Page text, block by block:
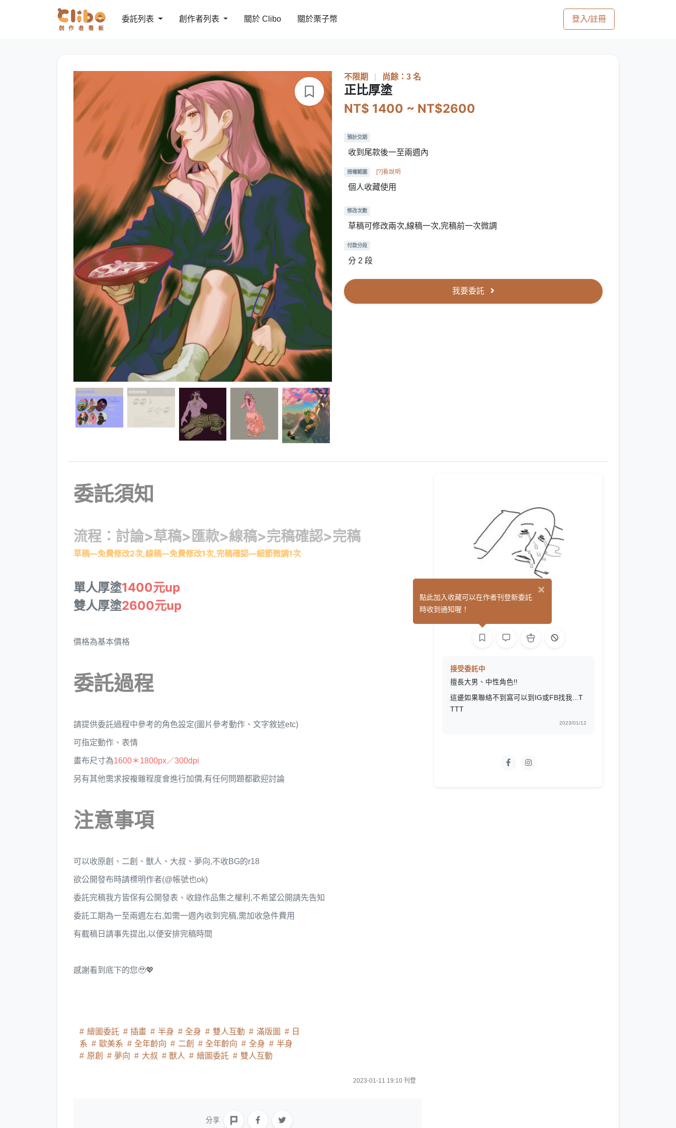
委託列表 創作者列表 關於 Clibo 關於栗子幣 登入/註冊
不限期 尚餘：3 名
正比厚塗
NT$ 1400 ~ NT$2600
預計交期
收到尾款後一至兩週內
授權範圍 [?]看說明
個人收藏使用
修改次數
草稿可修改兩次,線稿一次,完稿前一次微調
付款分段
分 2 段
我要委託
委託須知
流程：討論>草稿>匯款>線稿>完稿確認>完稿
草稿—免費修改2次,線稿—免費修改1次,完稿確認—細節微調1次
單人厚塗1400元up
雙人厚塗2600元up
價格為基本價格
委託過程
請提供委託過程中參考的角色設定(圖片參考動作、文字敘述etc)
可指定動作、表情
畫布尺寸為1600＊1800px／300dpi
另有其他需求按複雜程度會進行加價,有任何問題都歡迎討論
注意事項
可以收原創、二創、獸人、大叔、夢向,不收BG的r18
欲公開發布時請標明作者(@帳號也ok)
委託完稿我方皆保有公開發表、收錄作品集之權利,不希望公開請先告知
委託工期為一至兩週左右,如需一週內收到完稿,需加收急件費用
有截稿日請事先提出,以便安排完稿時間
感謝看到底下的您🥹💖
繪圖委託 插畫 半身 全身 雙人互動 滿版圖
日
系
歐美系 全年齡向 二創 全年齡向 全身
半身
原創
夢向 大叔 獸人 繪圖委託 雙人互動
2023-01-11 19:10 刊登
分享
Shirop
接受委託中
擅長大男、中性角色!!
這邊如果聯絡不到窩可以到IG或FB找我...T
TTT
2023/01/12
×
點此加入收藏可以在作者刊登新委託
時收到通知喔！